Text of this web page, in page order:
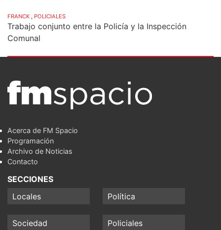
FRANCK , POLICIALES
Trabajo conjunto entre la Policía y la Inspección
Comunal
Acerca de FM Spacio
Programación
Archivo de Noticias
Contacto
SECCIONES
Locales
Política
Sociedad Policiales